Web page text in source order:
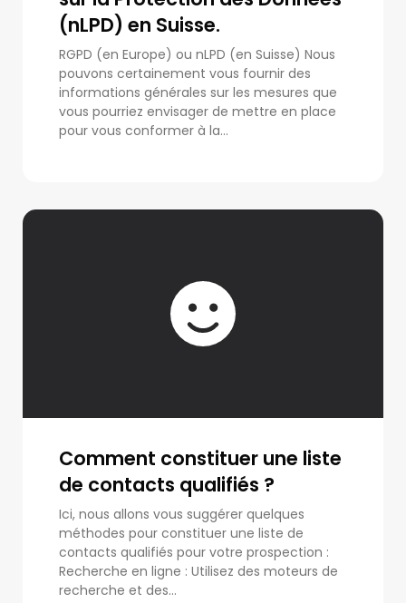
(nLPD) en Suisse.
RGPD (en Europe) ou nLPD (en Suisse) Nous
pouvons certainement vous fournir des
informations générales sur les mesures que
vous pourriez envisager de mettre en place
pour vous conformer à la...
Comment constituer une liste
de contacts qualifiés ?
Ici, nous allons vous suggérer quelques
méthodes pour constituer une liste de
contacts qualifiés pour votre prospection :
Recherche en ligne : Utilisez des moteurs de
recherche et des...